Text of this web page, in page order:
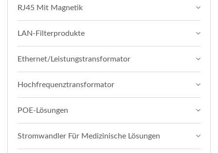
RJ45 Mit Magnetik
LAN-Filterprodukte
Ethernet/Leistungstransformator
Hochfrequenztransformator
POE-Lösungen
Stromwandler Für Medizinische Lösungen